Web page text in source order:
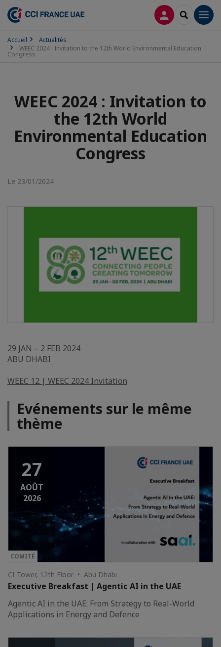
CONNEXION
Accueil
Actualités
WEEC 2024 : Invitation to the 12th World Environmental Education
Congress
WEEC 2024 : Invitation to
the 12th World
Environmental Education
Congress
Le 23/01/2024
29 JAN – 2 FEB 2024
ABU DHABI
WEEC 12 | WEEC 2024 Invitation
Evénements sur le même
thème
27
AOÛT
2026
COMITÉ
CI Tower, 12th Floor • Abu Dhabi
Executive Breakfast | Agentic AI in the UAE
Agentic AI in the UAE: From Strategy to Real-World
Applications in Energy and Defence